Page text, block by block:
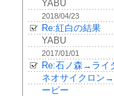
YABU
2018/04/23
Re:紅白の結果
YABU
2017/01/01
Re:石ノ森→ライ
ネオサイクロン
ーピー